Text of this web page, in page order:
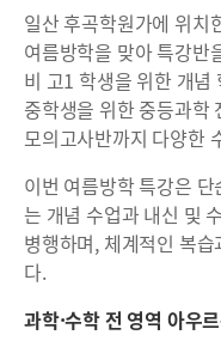
일산 후곡학원가에 위치
여름방학을 맞아 특강반
비 고1 학생을 위한 개념
중학생을 위한 중등과학
모의고사반까지 다양한
이번 여름방학 특강은
는 개념 수업과 내신 및
병행하며, 체계적인 복
다.
과학·수학 전 영역 아우